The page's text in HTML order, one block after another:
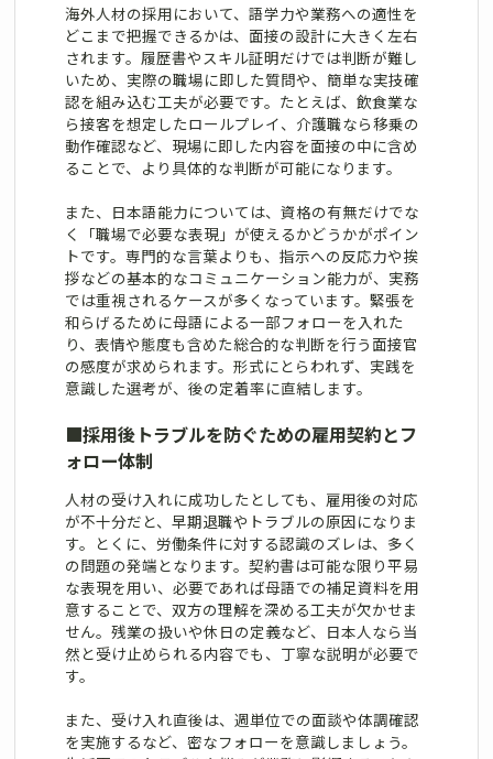
海外人材の採用において、語学力や業務への適性を
どこまで把握できるかは、面接の設計に大きく左右
されます。履歴書やスキル証明だけでは判断が難し
いため、実際の職場に即した質問や、簡単な実技確
認を組み込む工夫が必要です。たとえば、飲食業な
ら接客を想定したロールプレイ、介護職なら移乗の
動作確認など、現場に即した内容を面接の中に含め
ることで、より具体的な判断が可能になります。
また、日本語能力については、資格の有無だけでな
く「職場で必要な表現」が使えるかどうかがポイン
トです。専門的な言葉よりも、指示への反応力や挨
拶などの基本的なコミュニケーション能力が、実務
では重視されるケースが多くなっています。緊張を
和らげるために母語による一部フォローを入れた
り、表情や態度も含めた総合的な判断を行う面接官
の感度が求められます。形式にとらわれず、実践を
意識した選考が、後の定着率に直結します。
■採用後トラブルを防ぐための雇用契約とフ
ォロー体制
人材の受け入れに成功したとしても、雇用後の対応
が不十分だと、早期退職やトラブルの原因になりま
す。とくに、労働条件に対する認識のズレは、多く
の問題の発端となります。契約書は可能な限り平易
な表現を用い、必要であれば母語での補足資料を用
意することで、双方の理解を深める工夫が欠かせま
せん。残業の扱いや休日の定義など、日本人なら当
然と受け止められる内容でも、丁寧な説明が必要で
す。
また、受け入れ直後は、週単位での面談や体調確認
を実施するなど、密なフォローを意識しましょう。